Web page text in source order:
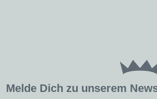
Melde Dich zu unserem